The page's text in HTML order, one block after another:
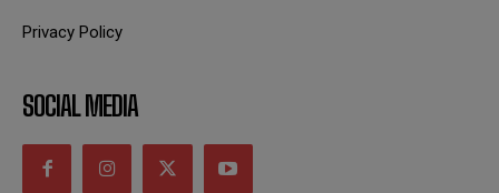
Privacy Policy
SOCIAL MEDIA